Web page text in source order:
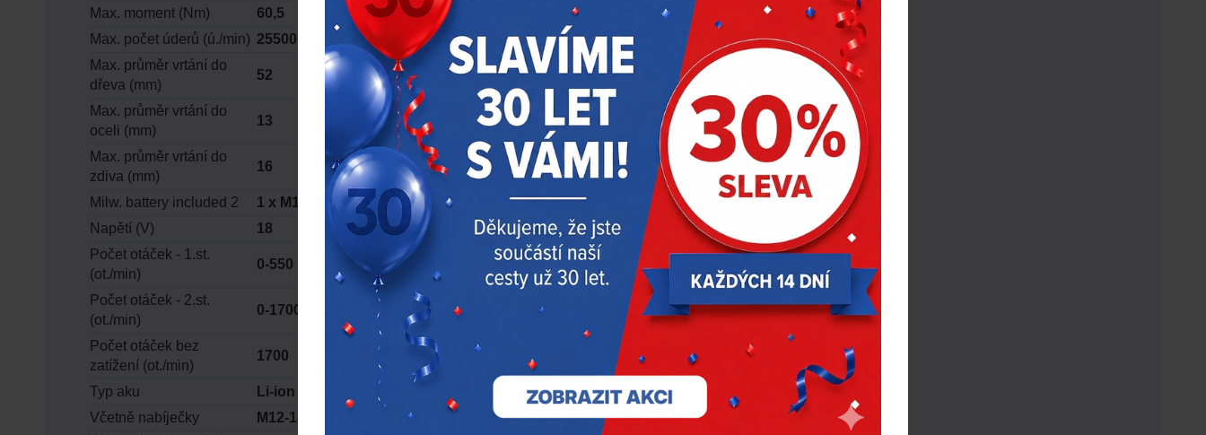
Max. moment (Nm)
60,5
Max. počet úderů (ú./min) 25500
Max. průměr vrtání do
dřeva (mm)
52
Max. průměr vrtání do
oceli (mm)
13
Max. průměr vrtání do
zdiva (mm)
16
Milw. battery included 2
1 x M18 B2
Napětí (V)
18
Počet otáček - 1.st.
(ot./min)
0-550
Počet otáček - 2.st.
(ot./min)
0-1700
Počet otáček bez
zatížení (ot./min)
1700
Typ aku
Li-ion
Včetně nabíječky
M12-18 C